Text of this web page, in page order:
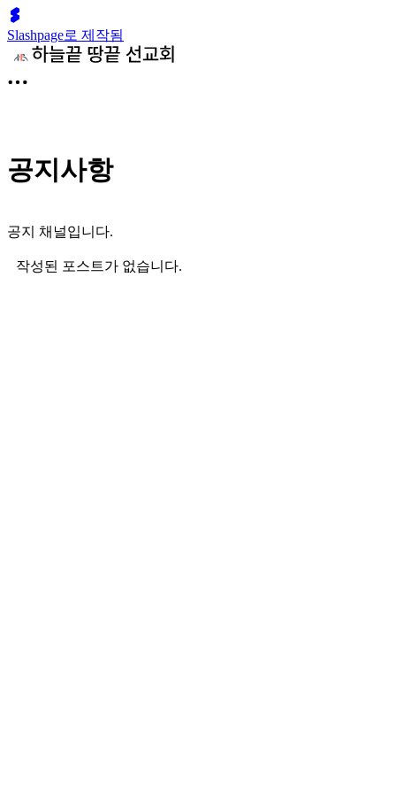
Slashpage로 제작됨
공지사항
공지 채널입니다.
작성된 포스트가 없습니다.